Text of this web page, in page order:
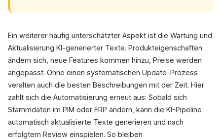
Ein weiterer häufig unterschätzter Aspekt ist die Wartung und
Aktualisierung KI-generierter Texte. Produkteigenschaften
ändern sich, neue Features kommen hinzu, Preise werden
angepasst. Ohne einen systematischen Update-Prozess
veralten auch die besten Beschreibungen mit der Zeit. Hier
zahlt sich die Automatisierung erneut aus: Sobald sich
Stammdaten im PIM oder ERP ändern, kann die KI-Pipeline
automatisch aktualisierte Texte generieren und nach
erfolgtem Review einspielen. So bleiben